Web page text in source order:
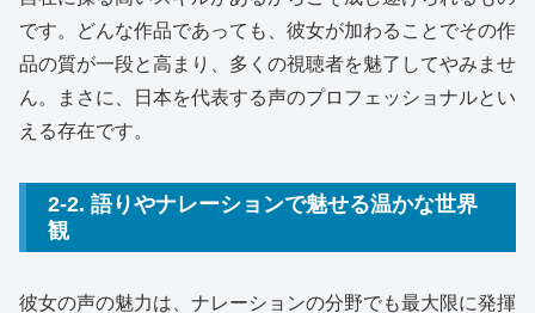
です。どんな作品であっても、彼女が加わることでその作
品の質が一段と高まり、多くの視聴者を魅了してやみませ
ん。まさに、日本を代表する声のプロフェッショナルとい
える存在です。
2-2. 語りやナレーションで魅せる温かな世界
観
彼女の声の魅力は、ナレーションの分野でも最大限に発揮